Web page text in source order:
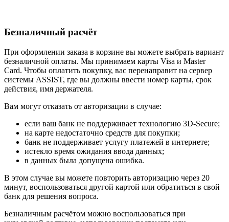
Безналичный расчёт
При оформлении заказа в корзине вы можете выбрать вариант
безналичной оплаты. Мы принимаем карты Visa и Master
Card. Чтобы оплатить покупку, вас перенаправит на сервер
системы ASSIST, где вы должны ввести номер карты, срок
действия, имя держателя.
Вам могут отказать от авторизации в случае:
если ваш банк не поддерживает технологию 3D-Secure;
на карте недостаточно средств для покупки;
банк не поддерживает услугу платежей в интернете;
истекло время ожидания ввода данных;
в данных была допущена ошибка.
В этом случае вы можете повторить авторизацию через 20
минут, воспользоваться другой картой или обратиться в свой
банк для решения вопроса.
Безналичным расчётом можно воспользоваться при